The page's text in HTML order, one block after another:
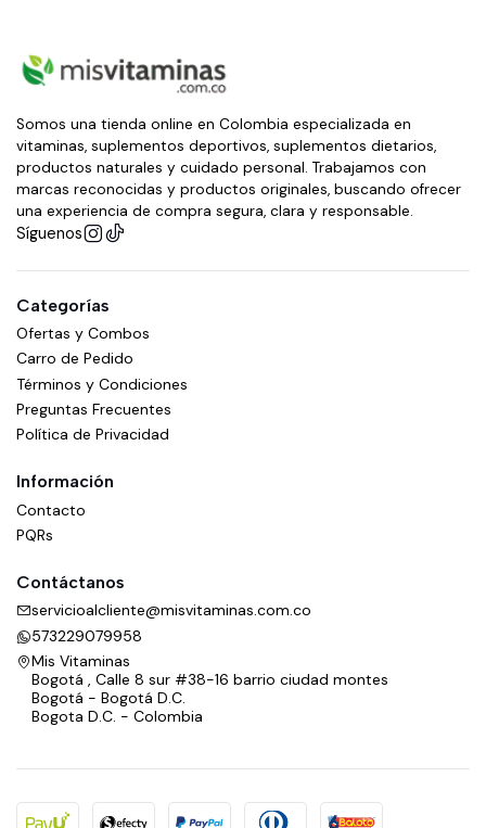
Somos una tienda online en Colombia especializada en
vitaminas, suplementos deportivos, suplementos dietarios,
productos naturales y cuidado personal. Trabajamos con
marcas reconocidas y productos originales, buscando ofrecer
una experiencia de compra segura, clara y responsable.
Síguenos
Categorías
Ofertas y Combos
Carro de Pedido
Términos y Condiciones
Preguntas Frecuentes
Política de Privacidad
Información
Contacto
PQRs
Contáctanos
servicioalcliente@misvitaminas.com.co
573229079958
Mis Vitaminas
Bogotá , Calle 8 sur #38-16 barrio ciudad montes
Bogotá - Bogotá D.C.
Bogota D.C. - Colombia